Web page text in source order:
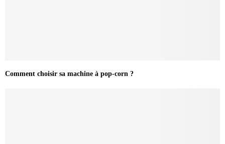
Comment choisir sa machine à pop-corn ?